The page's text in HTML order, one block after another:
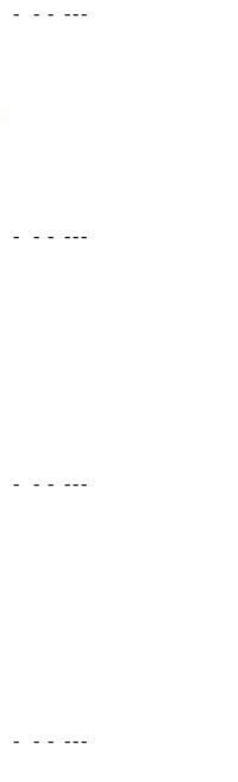
- - - ---
- - - ---
- - - ---
- - - ---